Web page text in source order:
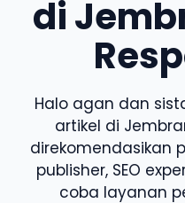
di
Halo agan dan
artikel di
direkomendasikan
publisher, SEO
coba layanan